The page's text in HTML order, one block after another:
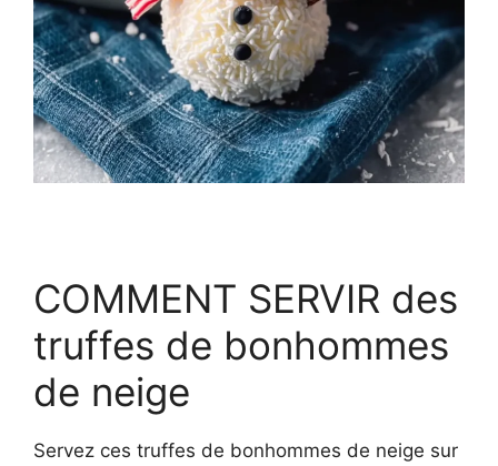
COMMENT SERVIR des
truffes de bonhommes
de neige
Servez ces truffes de bonhommes de neige sur